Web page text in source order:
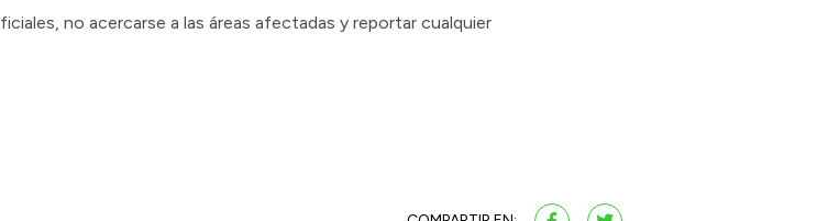
no acercarse a las áreas afectadas y reportar cualquier